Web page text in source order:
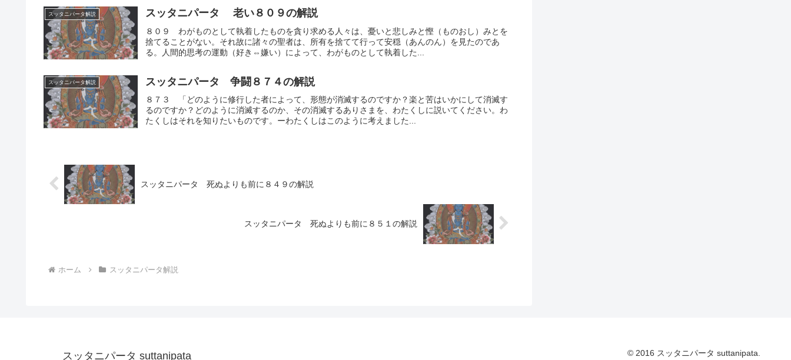
スッタニパータ解説 スッタニパータ 老い８０９の解説
８０９ わがものとして執着したものを貪り求める人々は、憂いと悲しみと慳（ものおし）みとを
捨てることがない。それ故に諸々の聖者は、所有を捨てて行って安穏（あんのん）を見たのであ
る。人間的思考の運動（好き⇔嫌い）によって、わがものとして執着した...
スッタニパータ解説 スッタニパータ 争闘８７４の解説
８７３ 「どのように修行した者によって、形態が消滅するのですか？楽と苦はいかにして消滅す
るのですか？どのように消滅するのか、その消滅するありさまを、わたくしに説いてください。わ
たくしはそれを知りたいものです。ーわたくしはこのように考えました...
スッタニパータ 死ぬよりも前に８４９の解説
スッタニパータ 死ぬよりも前に８５１の解説
ホーム スッタニパータ解説
スッタニパータ suttanipata © 2016 スッタニパータ suttanipata.